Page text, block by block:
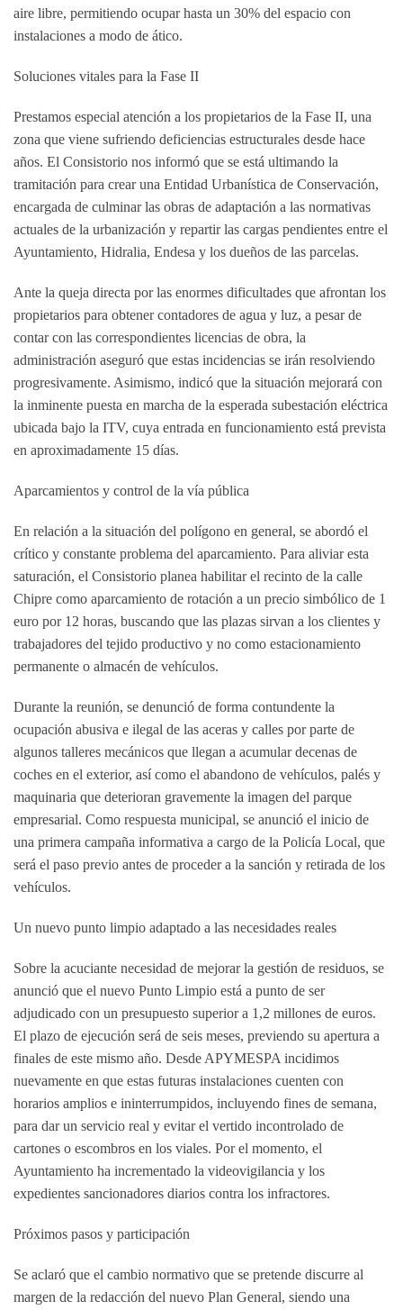
aire libre, permitiendo ocupar hasta un 30% del espacio con
instalaciones a modo de ático.
Soluciones vitales para la Fase II
Prestamos especial atención a los propietarios de la Fase II, una
zona que viene sufriendo deficiencias estructurales desde hace
años. El Consistorio nos informó que se está ultimando la
tramitación para crear una Entidad Urbanística de Conservación,
encargada de culminar las obras de adaptación a las normativas
actuales de la urbanización y repartir las cargas pendientes entre el
Ayuntamiento, Hidralia, Endesa y los dueños de las parcelas.
Ante la queja directa por las enormes dificultades que afrontan los
propietarios para obtener contadores de agua y luz, a pesar de
contar con las correspondientes licencias de obra, la
administración aseguró que estas incidencias se irán resolviendo
progresivamente. Asimismo, indicó que la situación mejorará con
la inminente puesta en marcha de la esperada subestación eléctrica
ubicada bajo la ITV, cuya entrada en funcionamiento está prevista
en aproximadamente 15 días.
Aparcamientos y control de la vía pública
En relación a la situación del polígono en general, se abordó el
crítico y constante problema del aparcamiento. Para aliviar esta
saturación, el Consistorio planea habilitar el recinto de la calle
Chipre como aparcamiento de rotación a un precio simbólico de 1
euro por 12 horas, buscando que las plazas sirvan a los clientes y
trabajadores del tejido productivo y no como estacionamiento
permanente o almacén de vehículos.
Durante la reunión, se denunció de forma contundente la
ocupación abusiva e ilegal de las aceras y calles por parte de
algunos talleres mecánicos que llegan a acumular decenas de
coches en el exterior, así como el abandono de vehículos, palés y
maquinaria que deterioran gravemente la imagen del parque
empresarial. Como respuesta municipal, se anunció el inicio de
una primera campaña informativa a cargo de la Policía Local, que
será el paso previo antes de proceder a la sanción y retirada de los
vehículos.
Un nuevo punto limpio adaptado a las necesidades reales
Sobre la acuciante necesidad de mejorar la gestión de residuos, se
anunció que el nuevo Punto Limpio está a punto de ser
adjudicado con un presupuesto superior a 1,2 millones de euros.
El plazo de ejecución será de seis meses, previendo su apertura a
finales de este mismo año. Desde APYMESPA incidimos
nuevamente en que estas futuras instalaciones cuenten con
horarios amplios e ininterrumpidos, incluyendo fines de semana,
para dar un servicio real y evitar el vertido incontrolado de
cartones o escombros en los viales. Por el momento, el
Ayuntamiento ha incrementado la videovigilancia y los
expedientes sancionadores diarios contra los infractores.
Próximos pasos y participación
Se aclaró que el cambio normativo que se pretende discurre al
margen de la redacción del nuevo Plan General, siendo una